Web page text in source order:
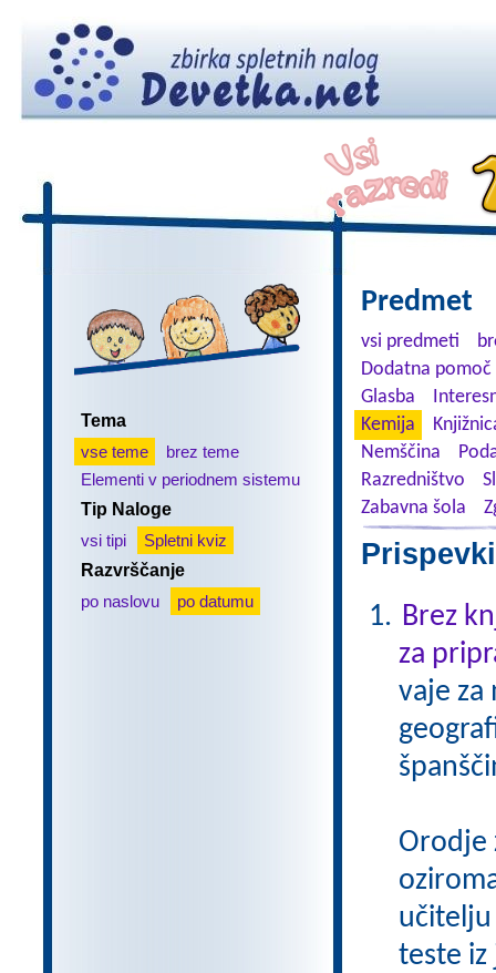
Tema
vse teme
brez teme
Elementi v periodnem sistemu
Tip Naloge
vsi tipi
Spletni kviz
Razvrščanje
po naslovu
po datumu
Predmet
vsi predmeti
Dodatna
Glasba
Kemija
Nemščina
Razredništvo
Zabavna šola
Brez
za
vaje za
Orodje
učitelju
teste iz